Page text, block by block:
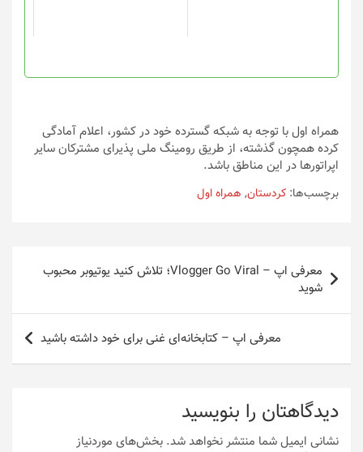
محصول
همراه اول با توجه به شبکه گسترده خود در کشور، اعلام آمادگی
کرده همچون گذشته، از طریق رومینگ ملی پذیرای مشترکان سایر
اپراتورها در این مناطق باشد.
برچسب‌ها: کردستان, همراه اول
راهبری
نوشته
معرفی اپ – Vlogger Go Viral؛ تلاش کنید یوتیوبر محبوب
شوید
معرفی اپ – کتابخانه‌ای غنی برای خود داشته باشید
دیدگاهتان را بنویسید
نشانی ایمیل شما منتشر نخواهد شد. بخش‌های موردنیاز